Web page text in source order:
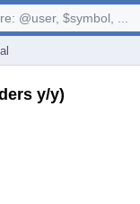
@user, $symbol, ...
y/y)